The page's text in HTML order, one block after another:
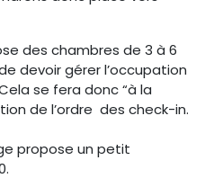
des chambres de 3 à 6
devoir gérer l’occupation
se fera donc “à la
de l’ordre des check-in.
propose un petit